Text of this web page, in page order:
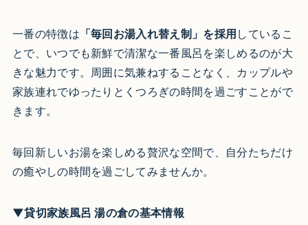
一番の特徴は 「毎回お湯入れ替え制」を採用 しているこ
とで、いつでも新鮮で清潔な一番風呂を楽しめるのが大
きな魅力です。周囲に気兼ねすることなく、カップルや
家族連れでゆったりとくつろぎの時間を過ごすことがで
きます。
毎回新しいお湯を楽しめる贅沢な空間で、自分たちだけ
の癒やしの時間を過ごしてみませんか。
▼貸切家族風呂 湯の倉の基本情報